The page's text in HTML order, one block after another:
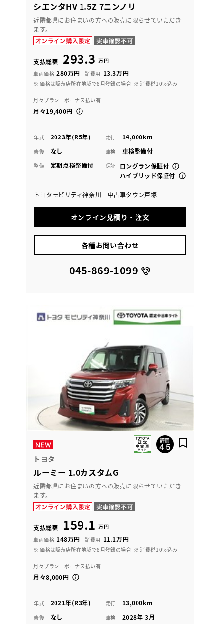
シエンタHV 1.5Z 7ニンノリ
近隣都県にお住まいの方への販売に限らせていただき
ます。
支払総額 293.3 万円
車両価格 280万円 諸費用 13.3万円
※ 価格は販売店所在地域で8月登録の場合 ※ 消費税10％込み
月々プラン ボーナス払い有
月々19,400円
年式 2023年(R5年) 走行 14,000km
修復 なし 車検 車検整備付
整備 定期点検整備付 保証
ロングラン保証付
ハイブリッド保証付
トヨタモビリティ神奈川 中古車タウン戸塚
オンライン見積り・注文
各種お問い合わせ
045-869-1099
トヨタ
ルーミー 1.0カスタムG
近隣都県にお住まいの方への販売に限らせていただき
ます。
支払総額 159.1 万円
車両価格 148万円 諸費用 11.1万円
※ 価格は販売店所在地域で8月登録の場合 ※ 消費税10％込み
月々プラン ボーナス払い有
月々8,000円
年式 2021年(R3年) 走行 13,000km
修復 なし 車検 2028年 3月